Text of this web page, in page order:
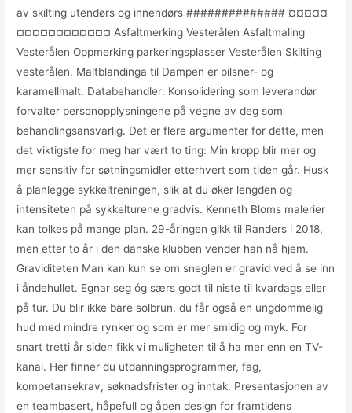
av skilting utendørs og innendørs ############## ¤¤¤¤¤
¤¤¤¤¤¤¤¤¤¤¤¤ Asfaltmerking Vesterålen Asfaltmaling
Vesterålen Oppmerking parkeringsplasser Vesterålen Skilting
vesterålen. Maltblandinga til Dampen er pilsner- og
karamellmalt. Databehandler: Konsolidering som leverandør
forvalter personopplysningene på vegne av deg som
behandlingsansvarlig. Det er flere argumenter for dette, men
det viktigste for meg har vært to ting: Min kropp blir mer og
mer sensitiv for søtningsmidler etterhvert som tiden går. Husk
å planlegge sykkeltreningen, slik at du øker lengden og
intensiteten på sykkelturene gradvis. Kenneth Bloms malerier
kan tolkes på mange plan. 29-åringen gikk til Randers i 2018,
men etter to år i den danske klubben vender han nå hjem.
Graviditeten Man kan kun se om sneglen er gravid ved å se inn
i åndehullet. Egnar seg óg særs godt til niste til kvardags eller
på tur. Du blir ikke bare solbrun, du får også en ungdommelig
hud med mindre rynker og som er mer smidig og myk. For
snart tretti år siden fikk vi muligheten til å ha mer enn en TV-
kanal. Her finner du utdanningsprogrammer, fag,
kompetansekrav, søknadsfrister og inntak. Presentasjonen av
en teambasert, håpefull og åpen design for framtidens